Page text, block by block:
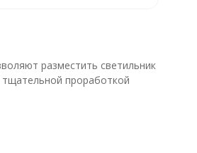
разместить светильник
проработкой